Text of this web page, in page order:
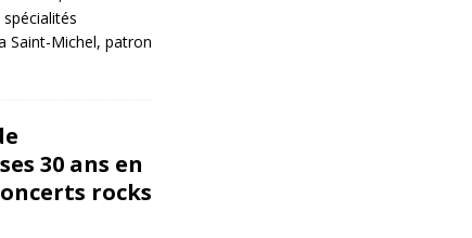
spécialités
Saint-Michel, patron
30 ans en
rocks